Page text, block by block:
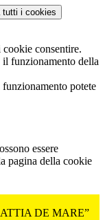
tutti i cookies
cookie consentire.
il funzionamento della
potete
essere
pagina della cookie
DE MARE”